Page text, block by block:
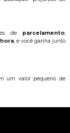
de parcelamento,
, e você ganha junto
um valor pequeno de